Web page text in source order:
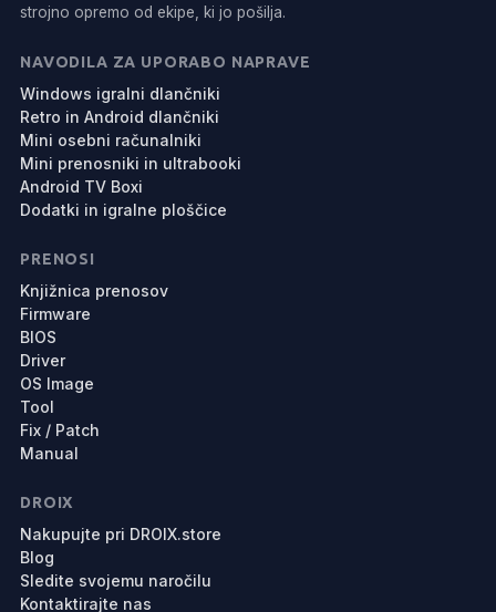
strojno opremo od ekipe, ki jo pošilja.
NAVODILA ZA UPORABO NAPRAVE
Windows igralni dlančniki
Retro in Android dlančniki
Mini osebni računalniki
Mini prenosniki in ultrabooki
Android TV Boxi
Dodatki in igralne ploščice
PRENOSI
Knjižnica prenosov
Firmware
BIOS
Driver
OS Image
Tool
Fix / Patch
Manual
DROIX
Nakupujte pri DROIX.store
Blog
Sledite svojemu naročilu
Kontaktirajte nas